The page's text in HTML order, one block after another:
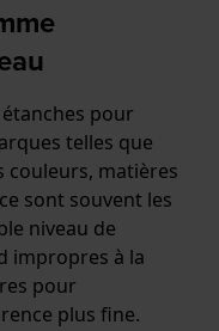
pour
telles que
couleurs, matières
sont souvent les
niveau de
impropres à la
pour
plus fine.